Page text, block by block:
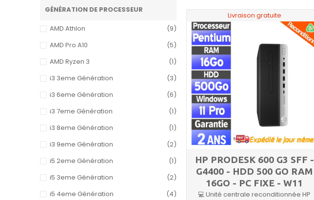
GÉNÉRATION DE PROCESSEUR
AMD Athlon
(9)
AMD Pro A10
(5)
AMD Ryzen 3
(1)
i3 3eme Génération
(3)
i3 6eme Génération
(6)
i3 7eme Génération
(1)
i3 8eme Génération
(1)
i3 9eme Génération
(2)
i5 2eme Génération
(1)
i5 3eme Génération
(2)
i5 4eme Génération
(4)
Livraison gratuite
HP PRODESK 600 G3 SFF -
G4400 - HDD 500 GO RAM
16GO - PC FIXE - W11
💻 Unité centrale reconditionnée HP